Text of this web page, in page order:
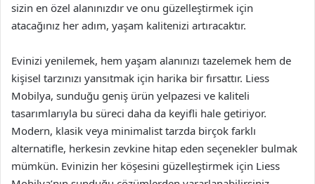
sizin en özel alanınızdır ve onu güzelleştirmek için
atacağınız her adım, yaşam kalitenizi artıracaktır.
Evinizi yenilemek, hem yaşam alanınızı tazelemek hem de
kişisel tarzınızı yansıtmak için harika bir fırsattır. Liess
Mobilya, sunduğu geniş ürün yelpazesi ve kaliteli
tasarımlarıyla bu süreci daha da keyifli hale getiriyor.
Modern, klasik veya minimalist tarzda birçok farklı
alternatifle, herkesin zevkine hitap eden seçenekler bulmak
mümkün. Evinizin her köşesini güzelleştirmek için Liess